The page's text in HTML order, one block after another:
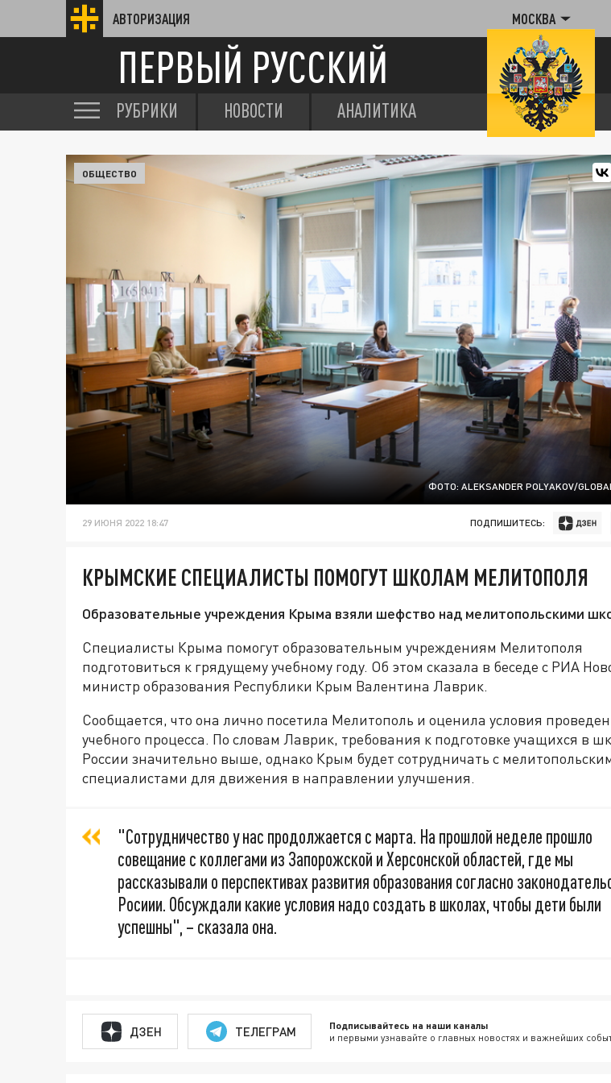
АВТОРИЗАЦИЯ МОСКВА
ПЕРВЫЙ РУССКИЙ
РУБРИКИ НОВОСТИ АНАЛИТИКА
ФОТО: ALEKSANDER POLYAKOV/
ОБЩЕСТВО
29 ИЮНЯ 2022 18:47 ПОДПИШИТЕСЬ:
КРЫМСКИЕ СПЕЦИАЛИСТЫ ПОМОГУТ ШКОЛАМ МЕЛИТОПОЛЯ
Образовательные учреждения Крыма взяли шефство над мелитопольскими
Специалисты Крыма помогут образовательным учреждениям Мелитополя
подготовиться к грядущему учебному году. Об этом сказала в беседе с РИА
министр образования Республики Крым Валентина Лаврик.
Сообщается, что она лично посетила Мелитополь и оценила условия
учебного процесса. По словам Лаврик, требования к подготовке учащихся в
России значительно выше, однако Крым будет сотрудничать с
специалистами для движения в направлении улучшения.
"Сотрудничество у нас продолжается с марта. На прошлой неделе прошло
совещание с коллегами из Запорожской и Херсонской областей, где мы
рассказывали о перспективах развития образования согласно
Росиии. Обсуждали какие условия надо создать в школах, чтобы дети были
успешны", – сказала она.
ДЗЕН ТЕЛЕГРАМ Подписывайтесь на наши каналы
и первыми узнавайте о главных новостях и важнейших